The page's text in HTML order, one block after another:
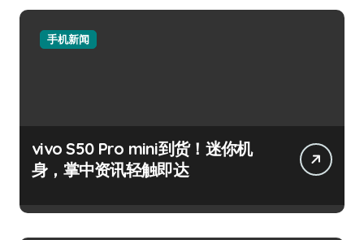
手机新闻
vivo S50 Pro mini到货！迷你机
身，掌中资讯轻触即达